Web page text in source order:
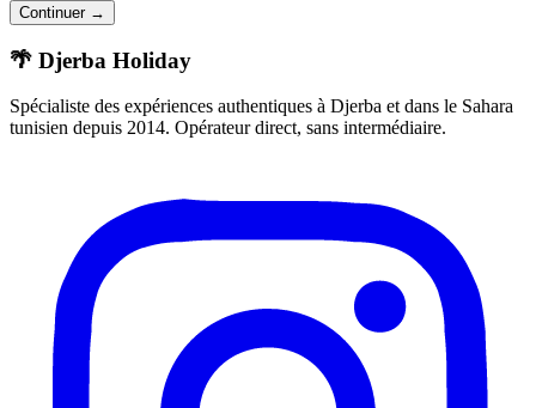
Continuer →
🌴 Djerba Holiday
Spécialiste des expériences authentiques à Djerba et dans le Sahara
tunisien depuis 2014. Opérateur direct, sans intermédiaire.